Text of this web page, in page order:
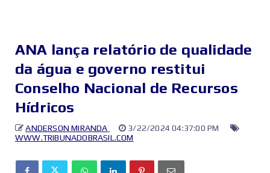
ANA lança relatório de qualidade
da água e governo restitui
Conselho Nacional de Recursos
Hídricos
ANDERSON MIRANDA
3/22/2024 04:37:00 PM
WWW.TRIBUNADOBRASIL.COM